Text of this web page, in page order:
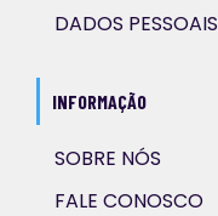
DADOS PESSOAIS
INFORMAÇÃO
SOBRE NÓS
FALE CONOSCO